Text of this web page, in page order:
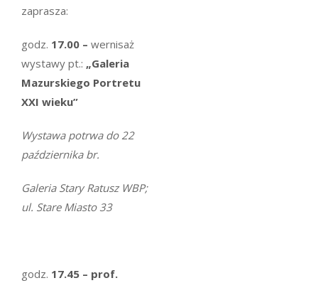
zaprasza:
godz. 17.00 – wernisaż
wystawy pt.: „Galeria
Mazurskiego Portretu
XXI wieku”
Wystawa potrwa do 22
października br.
Galeria Stary Ratusz WBP;
ul. Stare Miasto 33
godz. 17.45 – prof.